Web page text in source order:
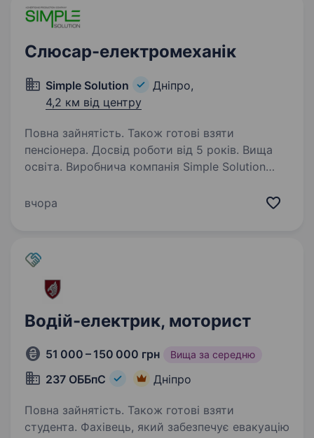
Слюсар-електромеханік
Simple Solution
Дніпро,
4,2 км від центру
Повна зайнятість. Також готові взяти
пенсіонера. Досвід роботи від 5 років. Вища
освіта. Виробнича компанія Simple Solution
електромеханіка, який забезпечуватиме
знаходити несправності та запускати…
вчора
Водій-електрик, моторист
51 000 – 150 000 грн Вища за середню
237 ОББпС Дніпро
Повна зайнятість. Також готові взяти
студента. Фахівець, який забезпечує евакуацію